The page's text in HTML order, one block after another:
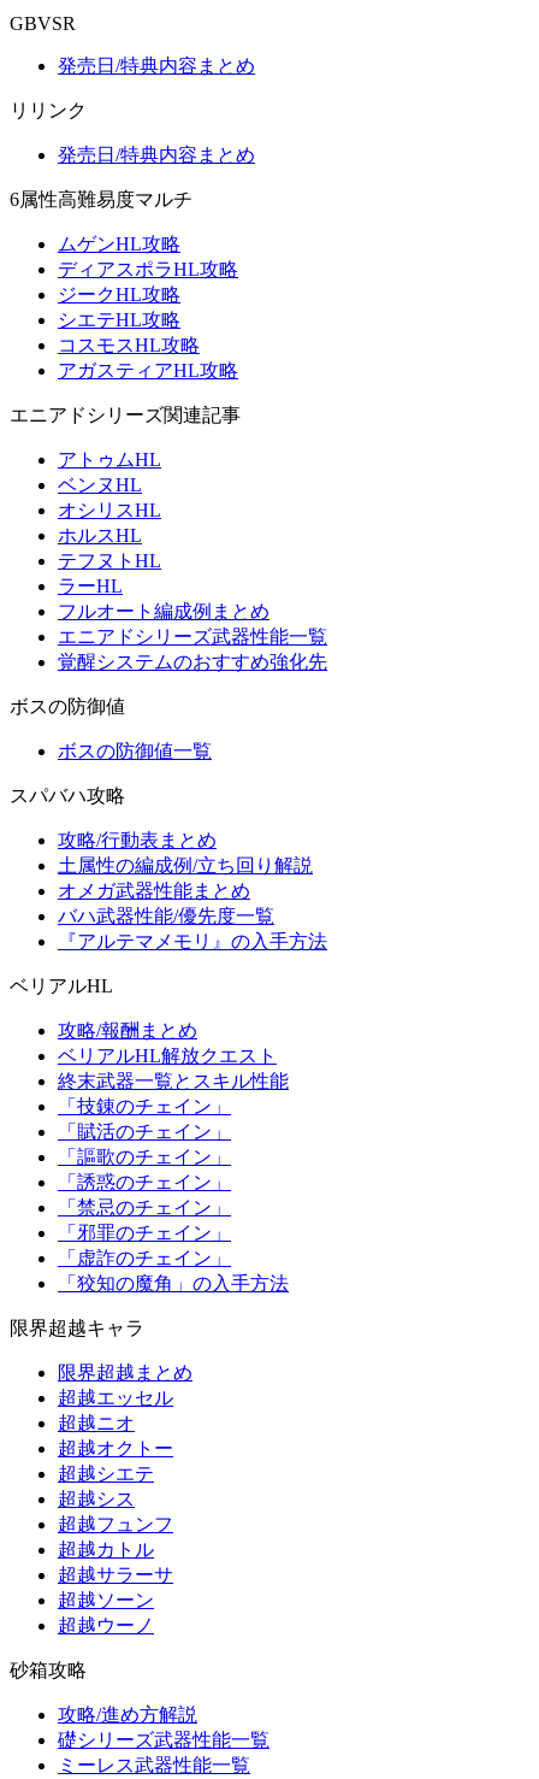
GBVSR
発売日/特典内容まとめ
リリンク
発売日/特典内容まとめ
6属性高難易度マルチ
ムゲンHL攻略
ディアスポラHL攻略
ジークHL攻略
シエテHL攻略
コスモスHL攻略
アガスティアHL攻略
エニアドシリーズ関連記事
アトゥムHL
ベンヌHL
オシリスHL
ホルスHL
テフヌトHL
ラーHL
フルオート編成例まとめ
エニアドシリーズ武器性能一覧
覚醒システムのおすすめ強化先
ボスの防御値
ボスの防御値一覧
スパバハ攻略
攻略/行動表まとめ
土属性の編成例/立ち回り解説
オメガ武器性能まとめ
バハ武器性能/優先度一覧
『アルテマメモリ』の入手方法
ベリアルHL
攻略/報酬まとめ
ベリアルHL解放クエスト
終末武器一覧とスキル性能
「技錬のチェイン」
「賦活のチェイン」
「謳歌のチェイン」
「誘惑のチェイン」
「禁忌のチェイン」
「邪罪のチェイン」
「虚詐のチェイン」
「狡知の魔角」の入手方法
限界超越キャラ
限界超越まとめ
超越エッセル
超越ニオ
超越オクトー
超越シエテ
超越シス
超越フュンフ
超越カトル
超越サラーサ
超越ソーン
超越ウーノ
砂箱攻略
攻略/進め方解説
礎シリーズ武器性能一覧
ミーレス武器性能一覧